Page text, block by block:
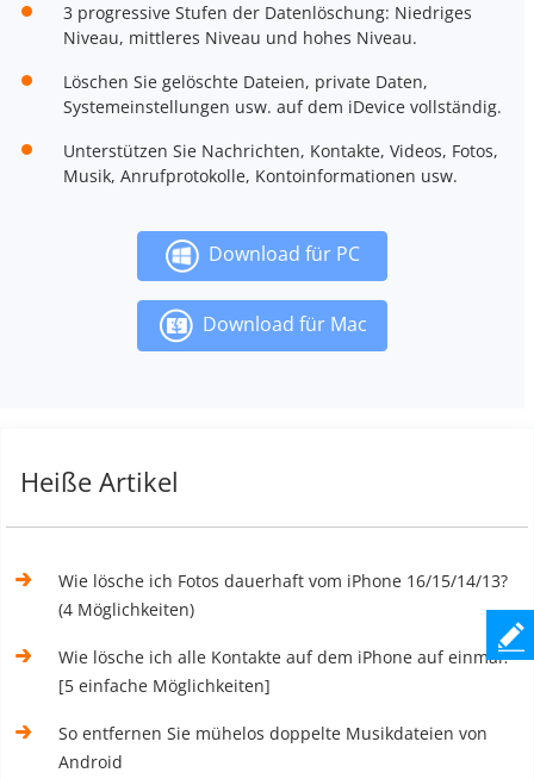
3 progressive Stufen der Datenlöschung: Niedriges
Niveau, mittleres Niveau und hohes Niveau.
Löschen Sie gelöschte Dateien, private Daten,
Systemeinstellungen usw. auf dem iDevice vollständig.
Unterstützen Sie Nachrichten, Kontakte, Videos, Fotos,
Musik, Anrufprotokolle, Kontoinformationen usw.
Download für PC
Download für Mac
Heiße Artikel
Wie lösche ich Fotos dauerhaft vom iPhone 16/15/14/13?
(4 Möglichkeiten)
Wie lösche ich alle Kontakte auf dem iPhone auf einmal?
[5 einfache Möglichkeiten]
So entfernen Sie mühelos doppelte Musikdateien von
Android